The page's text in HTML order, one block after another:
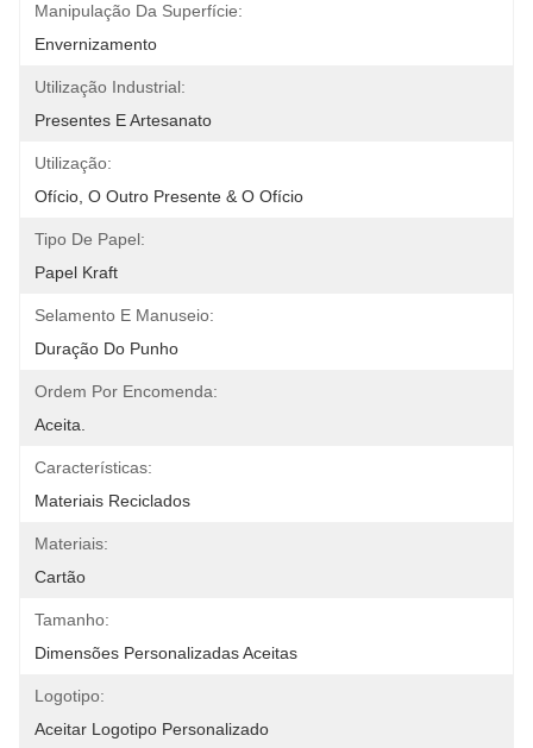
Manipulação Da Superfície:
Envernizamento
Utilização Industrial:
Presentes E Artesanato
Utilização:
Ofício, O Outro Presente & O Ofício
Tipo De Papel:
Papel Kraft
Selamento E Manuseio:
Duração Do Punho
Ordem Por Encomenda:
Aceita.
Características:
Materiais Reciclados
Materiais:
Cartão
Tamanho:
Dimensões Personalizadas Aceitas
Logotipo:
Aceitar Logotipo Personalizado